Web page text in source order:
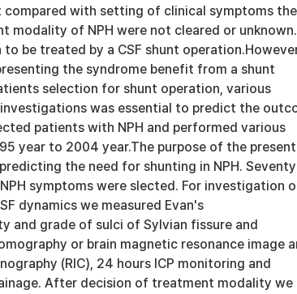
with setting of clinical symptoms the
modality of NPH were not cleared or
be treated by a CSF shunt
the syndrome benefit from a shunt
selection for shunt operation, various
was essential to predict the
patients with NPH and performed various
year to 2004 year.The purpose of the present
the need for shunting in NPH.
symptoms were slected. For investigation
dynamics we measured Evan's
and grade of sulci of Sylvian fissure and
or brain magnetic resonance image
(RIC), 24 hours ICP monitoring and
After decision of treatment modality we